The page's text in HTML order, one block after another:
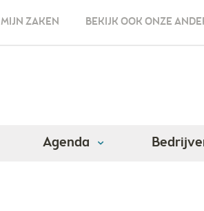
MIJN ZAKEN BEKIJK OOK ONZE
Agenda